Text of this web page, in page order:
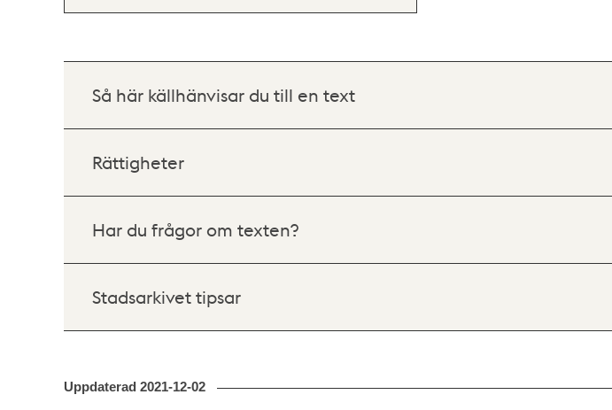
Så här källhänvisar du till en text
Rättigheter
Har du frågor om texten?
Stadsarkivet tipsar
Uppdaterad 2021-12-02